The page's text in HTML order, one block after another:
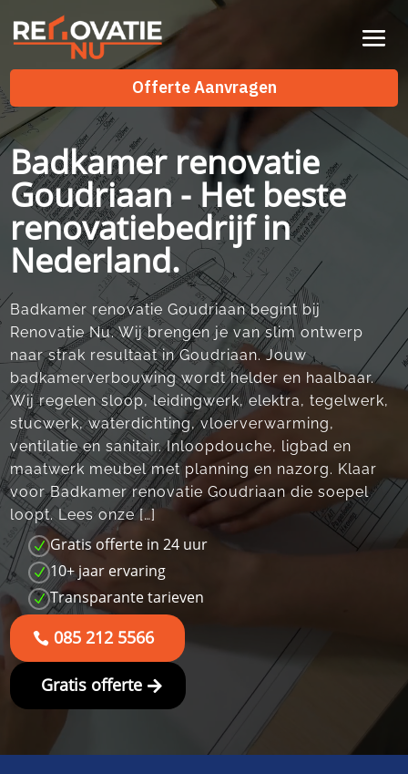
Offerte Aanvragen
Badkamer renovatie
Goudriaan - Het beste
renovatiebedrijf in
Nederland.
Badkamer renovatie Goudriaan begint bij
Renovatie Nu.​ Wij brengen je van slim ontwerp
naar strak resultaat in Goudriaan.​ Jouw
badkamerverbouwing wordt helder en haalbaar.​
Wij regelen sloop, leidingwerk, elektra, tegelwerk,
stucwerk, waterdichting, vloerverwarming,
ventilatie en sanitair.​ Inloopdouche, ligbad en
maatwerk meubel met planning en nazorg.​ Klaar
voor Badkamer renovatie Goudriaan die soepel
loopt.​ Lees onze […]
N Gratis offerte in 24 uur
N 10+ jaar ervaring
N Transparante tarieven
085 212 5566
Gratis offerte